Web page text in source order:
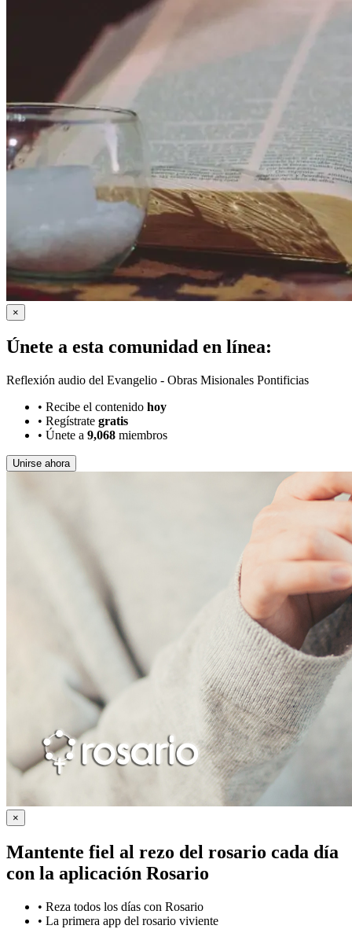
×
Únete a esta comunidad en línea:
Reflexión audio del Evangelio - Obras Misionales Pontificias
• Recibe el contenido hoy
• Regístrate gratis
• Únete a 9,068 miembros
Unirse ahora
×
Mantente fiel al rezo del rosario cada día
con la aplicación Rosario
• Reza todos los días con Rosario
• La primera app del rosario viviente